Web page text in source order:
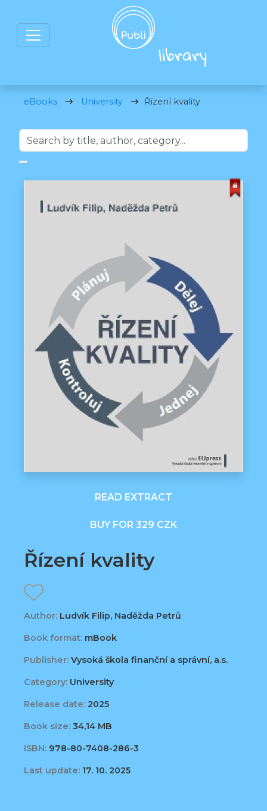
eBooks University Řízení kvality
READ EXTRACT
BUY FOR 329 CZK
Řízení kvality
Author: Ludvík Filip, Naděžda Petrů
Book format: mBook
Publisher: Vysoká škola finanční a správní, a.s.
Category: University
Release date: 2025
Book size: 34,14 MB
ISBN: 978-80-7408-286-3
Last update: 17. 10. 2025